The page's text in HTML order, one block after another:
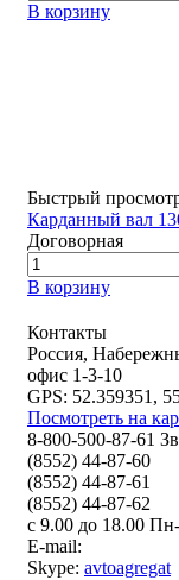
В корзину
Быстрый
Карданный вал
Договорная
В корзину
Контакты
Россия,
офис 1-3-10
GPS: 52.359351,
Посмотреть на
8-800-500-87-61
(8552) 44-87-60
(8552) 44-87-61
(8552) 44-87-62
с 9.00 до 18.00
E-mail:
Skype: avtoagregat